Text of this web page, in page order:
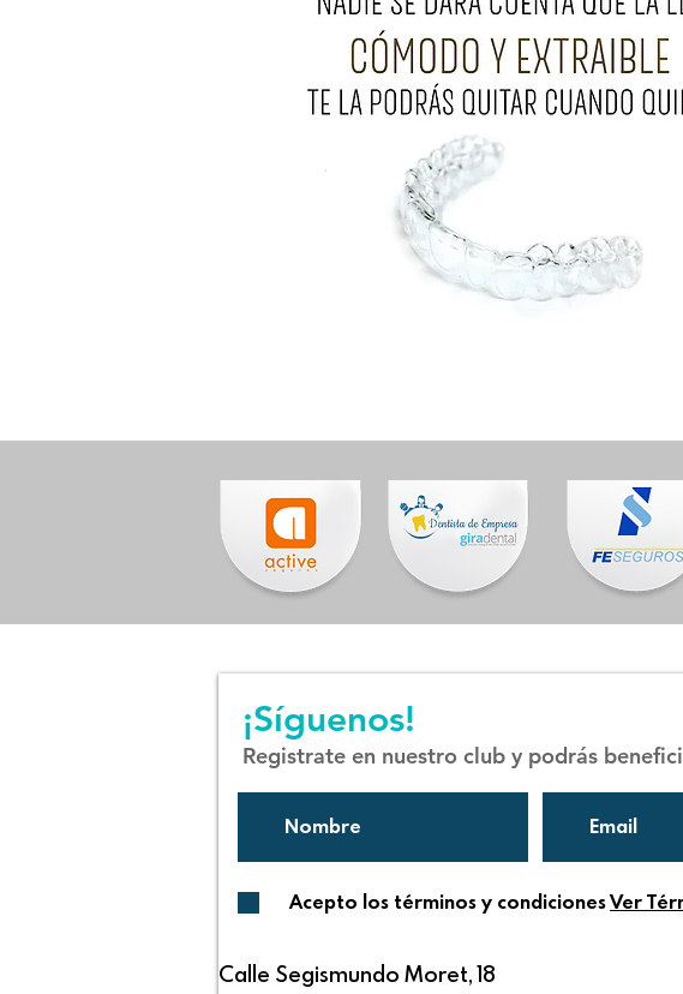
¡Síguenos!
Registrate en nuestro club y podrás
Acepto los términos y condicionesVer
Calle Segismundo Moret, 18